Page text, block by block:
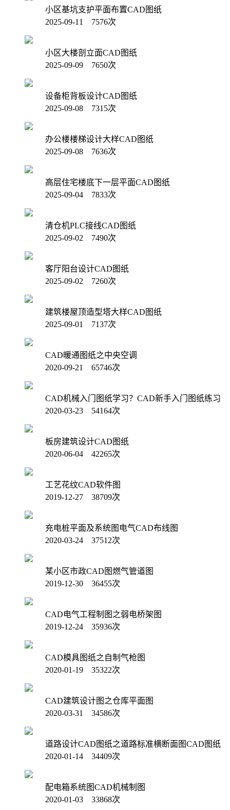
小区基坑支护平面布置CAD图纸
2025-09-11 7576次
小区大楼剖立面CAD图纸
2025-09-09 7650次
设备柜背板设计CAD图纸
2025-09-08 7315次
办公楼楼梯设计大样CAD图纸
2025-09-08 7636次
高层住宅楼底下一层平面CAD图纸
2025-09-04 7833次
清仓机PLC接线CAD图纸
2025-09-02 7490次
客厅阳台设计CAD图纸
2025-09-02 7260次
建筑楼屋顶造型塔大样CAD图纸
2025-09-01 7137次
CAD暖通图纸之中央空调
2020-09-21 65746次
CAD机械入门图纸学习？CAD新手入门图纸练习
2020-03-23 54164次
板房建筑设计CAD图纸
2020-06-04 42265次
工艺花纹CAD软件图
2019-12-27 38709次
充电桩平面及系统图电气CAD布线图
2020-03-24 37512次
某小区市政CAD图燃气管道图
2019-12-30 36455次
CAD电气工程制图之弱电桥架图
2019-12-24 35936次
CAD模具图纸之自制气枪图
2020-01-19 35322次
CAD建筑设计图之仓库平面图
2020-03-31 34586次
道路设计CAD图纸之道路标准横断面图CAD图纸
2020-01-14 34409次
配电箱系统图CAD机械制图
2020-01-03 33868次